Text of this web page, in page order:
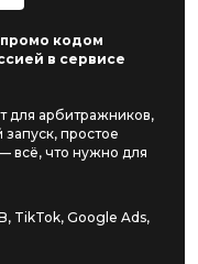
промо кодом
в сервисе
для арбитражников,
простое
всё, что нужно для
TikTok, Google Ads,